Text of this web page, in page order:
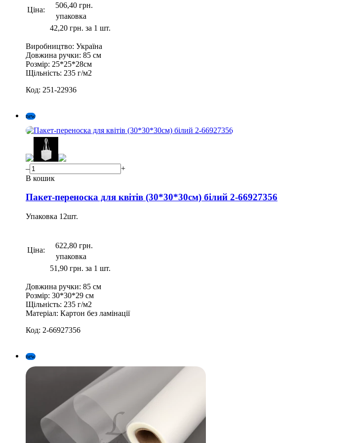
Ціна:
506,40 грн.
упаковка
42,20 грн. за 1 шт.
Виробництво: Україна
Довжина ручки: 85 см
Розмір: 25*25*28см
Щільність: 235 г/м2
Код: 251-22936
new
–
+
В кошик
Пакет-переноска для квітів (30*30*30см) білий 2-66927356
Упаковка 12шт.
Ціна:
622,80 грн.
упаковка
51,90 грн. за 1 шт.
Довжина ручки: 85 см
Розмір: 30*30*29 см
Щільність: 235 г/м2
Матеріал: Картон без ламінації
Код: 2-66927356
new